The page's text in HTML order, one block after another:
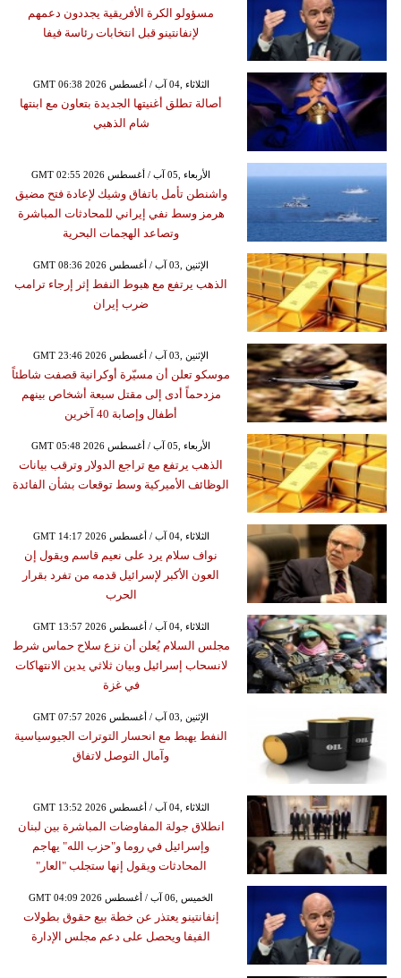
مسؤولو الكرة الأفريقية يجددون دعمهم
لإنفانتينو قبل انتخابات رئاسة فيفا
GMT 06:38 2026 الثلاثاء ,04 آب / أغسطس
أصالة تطلق أغنيتها الجديدة بتعاون مع ابنتها
شام الذهبي
GMT 02:55 2026 الأربعاء ,05 آب / أغسطس
واشنطن تأمل باتفاق وشيك لإعادة فتح مضيق
هرمز وسط نفي إيراني للمحادثات المباشرة
وتصاعد الهجمات البحرية
GMT 08:36 2026 الإثنين ,03 آب / أغسطس
الذهب يرتفع مع هبوط النفط إثر إرجاء ترامب
ضرب إيران
GMT 23:46 2026 الإثنين ,03 آب / أغسطس
موسكو تعلن أن مسيّرة أوكرانية قصفت شاطئاً
مزدحماً أدى إلى مقتل سبعة أشخاص بينهم
أطفال وإصابة 40 آخرين
GMT 05:48 2026 الأربعاء ,05 آب / أغسطس
الذهب يرتفع مع تراجع الدولار وترقب بيانات
الوظائف الأميركية وسط توقعات بشأن الفائدة
GMT 14:17 2026 الثلاثاء ,04 آب / أغسطس
نواف سلام يرد على نعيم قاسم ويقول إن
العون الأكبر لإسرائيل قدمه من تفرد بقرار
الحرب
GMT 13:57 2026 الثلاثاء ,04 آب / أغسطس
مجلس السلام يُعلن أن نزع سلاح حماس شرط
لانسحاب إسرائيل وبيان ثلاثي يدين الانتهاكات
في غزة
GMT 07:57 2026 الإثنين ,03 آب / أغسطس
النفط يهبط مع انحسار التوترات الجيوسياسية
وآمال التوصل لاتفاق
GMT 13:52 2026 الثلاثاء ,04 آب / أغسطس
انطلاق جولة المفاوضات المباشرة بين لبنان
وإسرائيل في روما و"حزب الله" يهاجم
المحادثات ويقول إنها ستجلب "العار"
GMT 04:09 2026 الخميس ,06 آب / أغسطس
إنفانتينو يعتذر عن خطة بيع حقوق بطولات
الفيفا ويحصل على دعم مجلس الإدارة